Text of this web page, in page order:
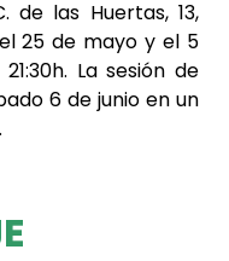
de las Huertas, 13,
25 de mayo y el 5
La sesión de
6 de junio en un